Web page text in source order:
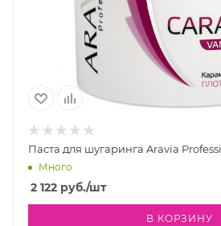
Паста для шугаринга Aravia
Много
2 122 руб./шт
В КОРЗИНУ